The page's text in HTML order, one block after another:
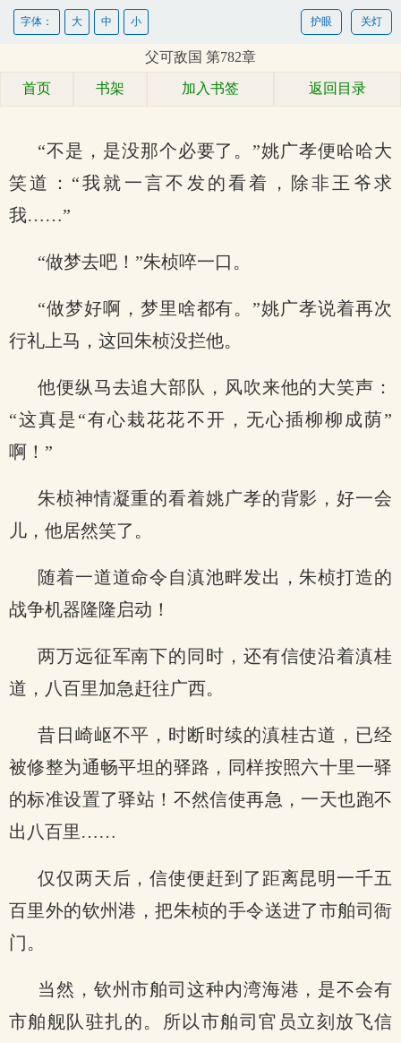
关灯
护眼
字体： 大 中 小
父可敌国 第782章
首页 书架 加入书签 返回目录
“不是，是没那个必要了。”姚广孝便哈哈大
笑道：“我就一言不发的看着，除非王爷求
我……”
“做梦去吧！”朱桢啐一口。
“做梦好啊，梦里啥都有。”姚广孝说着再次
行礼上马，这回朱桢没拦他。
他便纵马去追大部队，风吹来他的大笑声：
“这真是“有心栽花花不开，无心插柳柳成荫”
啊！”
朱桢神情凝重的看着姚广孝的背影，好一会
儿，他居然笑了。
随着一道道命令自滇池畔发出，朱桢打造的
战争机器隆隆启动！
两万远征军南下的同时，还有信使沿着滇桂
道，八百里加急赶往广西。
昔日崎岖不平，时断时续的滇桂古道，已经
被修整为通畅平坦的驿路，同样按照六十里一驿
的标准设置了驿站！不然信使再急，一天也跑不
出八百里……
仅仅两天后，信使便赶到了距离昆明一千五
百里外的钦州港，把朱桢的手令送进了市舶司衙
门。
当然，钦州市舶司这种内湾海港，是不会有
市舶舰队驻扎的。所以市舶司官员立刻放飞信